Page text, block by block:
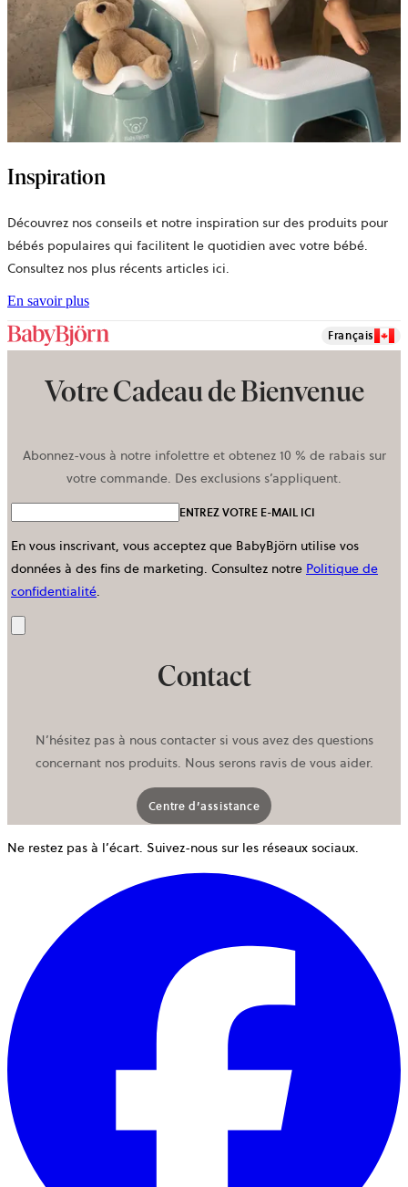
Inspiration
Découvrez nos conseils et notre inspiration sur des produits pour
bébés populaires qui facilitent le quotidien avec votre bébé.
Consultez nos plus récents articles ici.
En savoir plus
Français
Votre Cadeau de Bienvenue
Abonnez-vous à notre infolettre et obtenez 10 % de rabais sur
votre commande. Des exclusions s’appliquent.
ENTREZ VOTRE E-MAIL ICI
En vous inscrivant, vous acceptez que BabyBjörn utilise vos
données à des fins de marketing. Consultez notre Politique de
confidentialité.
Contact
N’hésitez pas à nous contacter si vous avez des questions
concernant nos produits. Nous serons ravis de vous aider.
Centre d’assistance
Ne restez pas à l’écart. Suivez-nous sur les réseaux sociaux.